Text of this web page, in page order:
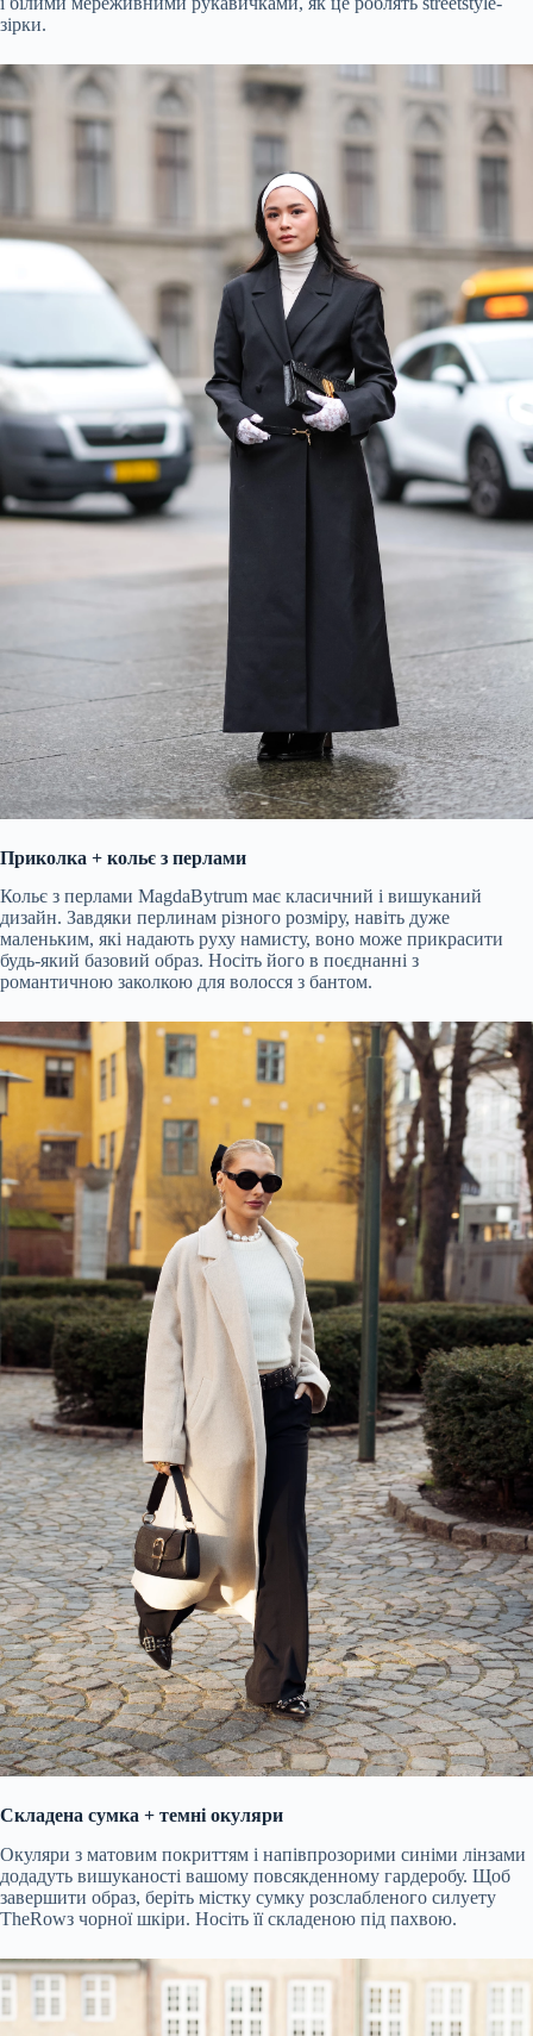
зірки.
Приколка + кольє з перлами
Кольє з перлами MagdaBytrum має класичний і вишуканий
дизайн. Завдяки перлинам різного розміру, навіть дуже
маленьким, які надають руху намисту, воно може прикрасити
будь-який базовий образ. Носіть його в поєднанні з
романтичною заколкою для волосся з бантом.
Складена сумка + темні окуляри
Окуляри з матовим покриттям і напівпрозорими синіми лінзами
додадуть вишуканості вашому повсякденному гардеробу. Щоб
завершити образ, беріть містку сумку розслабленого силуету
TheRow​​з чорної шкіри. Носіть її складеною під пахвою.